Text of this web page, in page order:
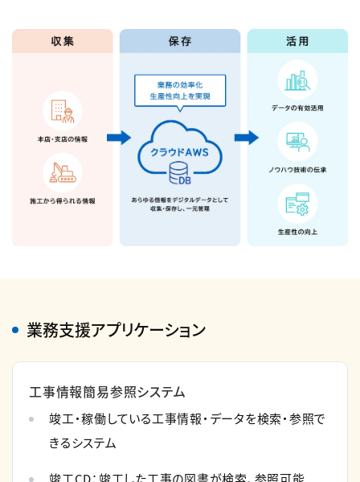
業務支援アプリケーション
工事情報簡易参照システム
竣工・稼働している工事情報・データを検索・参照で
きるシステム
竣工CD：竣工した工事の図書が検索、参照可能